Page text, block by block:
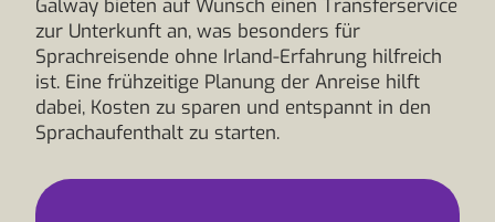
Galway bieten auf Wunsch einen Transferservice
zur Unterkunft an, was besonders für
Sprachreisende ohne Irland-Erfahrung hilfreich
ist. Eine frühzeitige Planung der Anreise hilft
dabei, Kosten zu sparen und entspannt in den
Sprachaufenthalt zu starten.